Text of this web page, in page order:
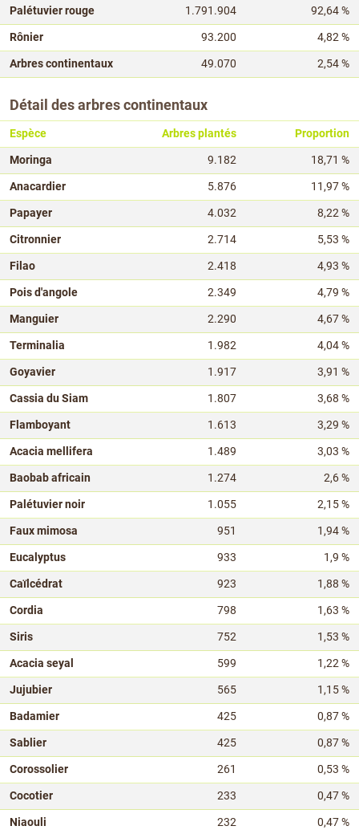
Palétuvier rouge
1.791.904
92,64 %
Rônier
93.200
4,82 %
Arbres continentaux
49.070 2,54 %
Détail des arbres continentaux
Espèce Arbres plantés
Proportion
Moringa
9.182
18,71 %
Anacardier
5.876
11,97 %
Papayer
4.032
8,22 %
Citronnier
2.714
5,53 %
Filao
2.418
4,93 %
Pois d'angole
2.349
4,79 %
Manguier
2.290
4,67 %
Terminalia
1.982
4,04 %
Goyavier
1.917
3,91 %
Cassia du Siam
1.807
3,68 %
Flamboyant
1.613
3,29 %
Acacia mellifera
1.489
3,03 %
Baobab africain
1.274
2,6 %
Palétuvier noir
1.055
2,15 %
Faux mimosa
951
1,94 %
Eucalyptus
933
1,9 %
Caïlcédrat
923
1,88 %
Cordia
798
1,63 %
Siris
752
1,53 %
Acacia seyal
599
1,22 %
Jujubier
565
1,15 %
Badamier
425
0,87 %
Sablier
425
0,87 %
Corossolier
261
0,53 %
Cocotier
233
0,47 %
Niaouli
232
0,47 %